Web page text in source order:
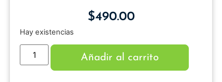
$490.00
Hay existencias
Añadir al carrito